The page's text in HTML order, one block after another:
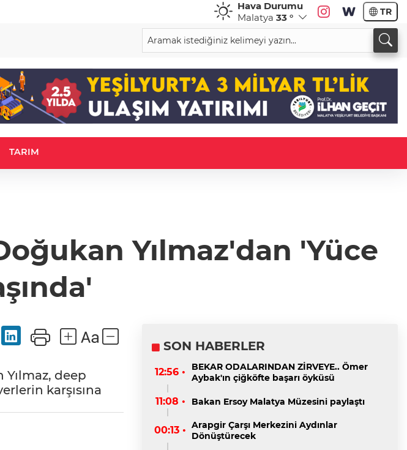
Hava Durumu
Malatya 33 ° TR
TARIM
Yılmaz'dan 'Yüce
deep
karşısına
SON HABERLER
12:56 •
BEKAR ODALARINDAN ZİRVEYE.. Ömer
Aybak'ın çiğköfte başarı öyküsü
11:08 • Bakan Ersoy Malatya Müzesini paylaştı
00:13 • Arapgir Çarşı Merkezini Aydınlar
Dönüştürecek